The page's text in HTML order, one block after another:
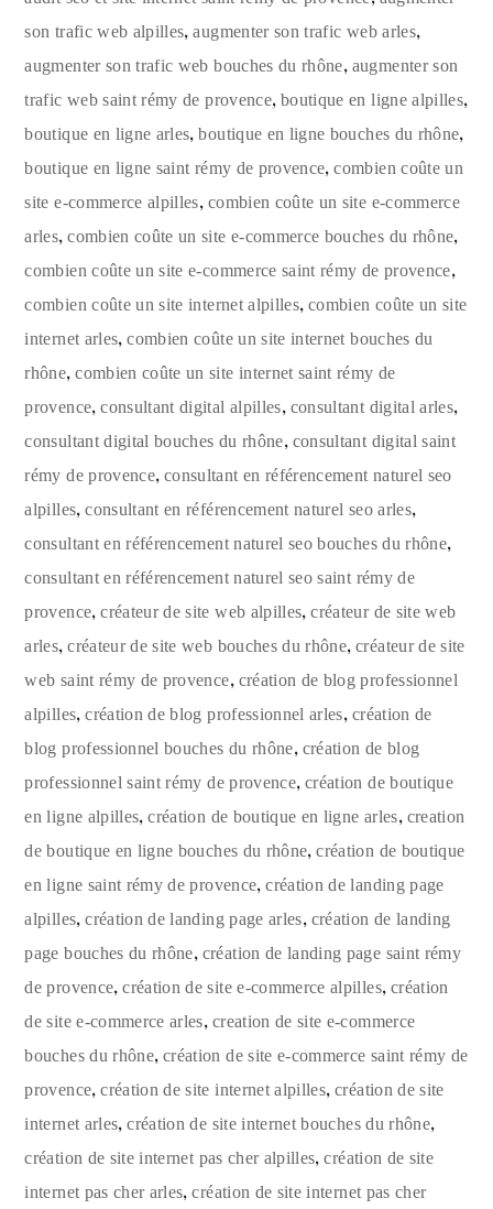
son trafic web alpilles,augmenter son trafic web arles,
augmenter son trafic web bouches du rhône, augmenter son
trafic web saint rémy de provence, boutique en ligne alpilles,
boutique en ligne arles,boutique en ligne bouches du rhône,
boutique en ligne saint rémy de provence,combien coûte un
site e-commerce alpilles, combien coûte un site e-commerce
arles,combien coûte un site e-commerce bouches du rhône,
combien coûte un site e-commerce saint rémy de provence,
combien coûte un site internet alpilles,combien coûte un site
internet arles,combien coûte un site internet bouches du
rhône,combien coûte un site internet saint rémy de
provence,consultant digital alpilles, consultant digital arles,
consultant digital bouches du rhône, consultant digital saint
rémy de provence,consultant en référencement naturel seo
alpilles,consultant en référencement naturel seo arles,
consultant en référencement naturel seo bouches du rhône,
consultant en référencement naturel seo saint rémy de
provence,créateur de site web alpilles,créateur de site web
arles,créateur de site web bouches du rhône,créateur de site
web saint rémy de provence, création de blog professionnel
alpilles,création de blog professionnel arles, création de
blog professionnel bouches du rhône, création de blog
professionnel saint rémy de provence,création de boutique
en ligne alpilles,création de boutique en ligne arles, creation
de boutique en ligne bouches du rhône,création de boutique
en ligne saint rémy de provence,création de landing page
alpilles,création de landing page arles, création de landing
page bouches du rhône, création de landing page saint rémy
de provence,création de site e-commerce alpilles, création
de site e-commerce arles, creation de site e-commerce
bouches du rhône,création de site e-commerce saint rémy de
provence,création de site internet alpilles,création de site
internet arles,création de site internet bouches du rhône,
création de site internet pas cher alpilles,création de site
internet pas cher arles,création de site internet pas cher